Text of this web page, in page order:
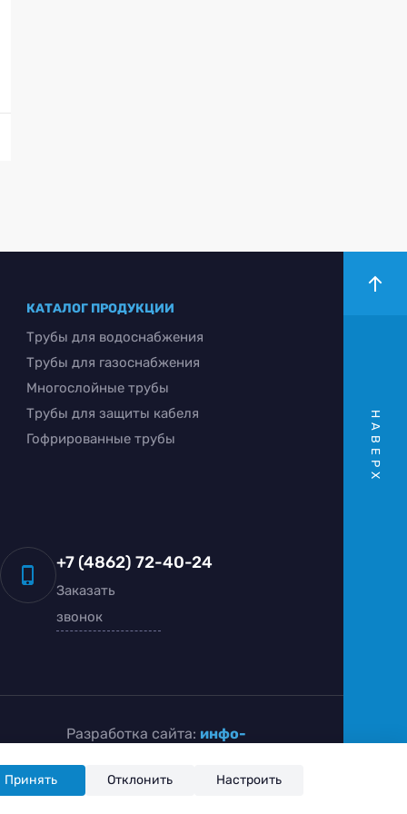
НАВЕРХ
КАТАЛОГ ПРОДУКЦИИ
Трубы для водоснабжения
Трубы для газоснабжения
Многослойные трубы
Трубы для защиты кабеля
Гофрированные трубы
+7 (4862) 72-40-24
Заказать
звонок
Разработка сайта: инфо-
Принять Отклонить Настроить